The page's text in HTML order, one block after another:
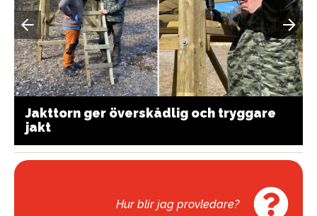
Jakttorn ger överskådlig och tryggare
jakt
Hur blir jag provledare?